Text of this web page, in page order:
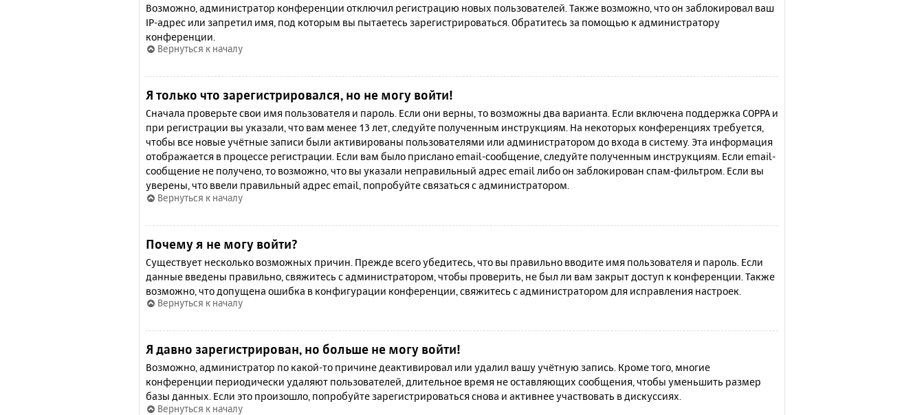
Возможно, администратор конференции отключил регистрацию новых пользователей. Также возможно, что он заблокировал ваш
IP-адрес или запретил имя, под которым вы пытаетесь зарегистрироваться. Обратитесь за помощью к администратору
конференции.
Вернуться к началу
Я только что зарегистрировался, но не могу войти!
Сначала проверьте свои имя пользователя и пароль. Если они верны, то возможны два варианта. Если включена поддержка COPPA и
при регистрации вы указали, что вам менее 13 лет, следуйте полученным инструкциям. На некоторых конференциях требуется,
чтобы все новые учётные записи были активированы пользователями или администратором до входа в систему. Эта информация
отображается в процессе регистрации. Если вам было прислано email-сообщение, следуйте полученным инструкциям. Если email-
сообщение не получено, то возможно, что вы указали неправильный адрес email либо он заблокирован спам-фильтром. Если вы
уверены, что ввели правильный адрес email, попробуйте связаться с администратором.
Вернуться к началу
Почему я не могу войти?
Существует несколько возможных причин. Прежде всего убедитесь, что вы правильно вводите имя пользователя и пароль. Если
данные введены правильно, свяжитесь с администратором, чтобы проверить, не был ли вам закрыт доступ к конференции. Также
возможно, что допущена ошибка в конфигурации конференции, свяжитесь с администратором для исправления настроек.
Вернуться к началу
Я давно зарегистрирован, но больше не могу войти!
Возможно, администратор по какой-то причине деактивировал или удалил вашу учётную запись. Кроме того, многие
конференции периодически удаляют пользователей, длительное время не оставляющих сообщения, чтобы уменьшить размер
базы данных. Если это произошло, попробуйте зарегистрироваться снова и активнее участвовать в дискуссиях.
Вернуться к началу